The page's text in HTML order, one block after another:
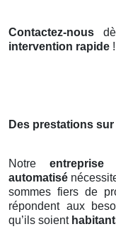
Contactez-nous
intervention rapide !
Des prestations
Notre entreprise
automatisé
sommes fiers de
répondent aux
qu’ils soient